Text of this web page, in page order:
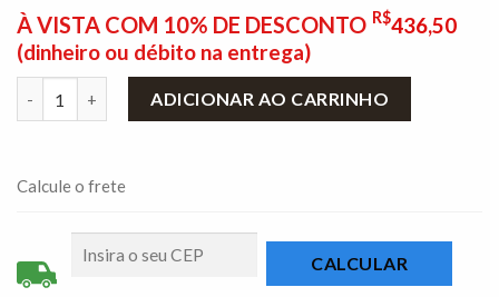
À VISTA COM 10% DE DESCONTO R$436,50
(dinheiro ou débito na entrega)
ADICIONAR AO CARRINHO
Calcule o frete